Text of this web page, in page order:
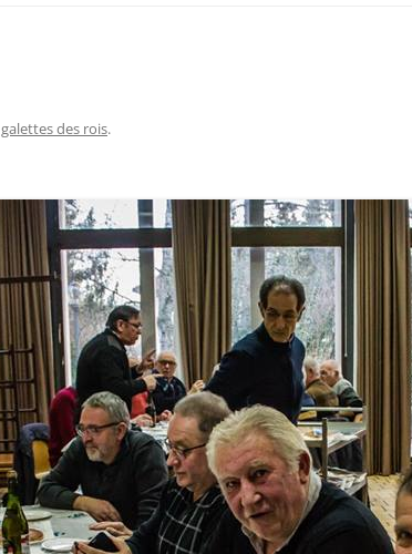
galettes des rois.